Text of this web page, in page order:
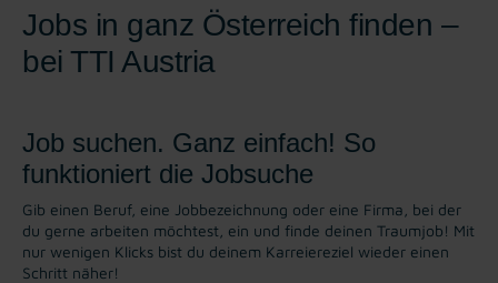
Jobs in ganz Österreich finden –
bei TTI Austria
Job suchen. Ganz einfach! So
funktioniert die Jobsuche
Gib einen Beruf, eine Jobbezeichnung oder eine Firma, bei der
du gerne arbeiten möchtest, ein und finde deinen Traumjob! Mit
nur wenigen Klicks bist du deinem Karreiereziel wieder einen
Schritt näher!